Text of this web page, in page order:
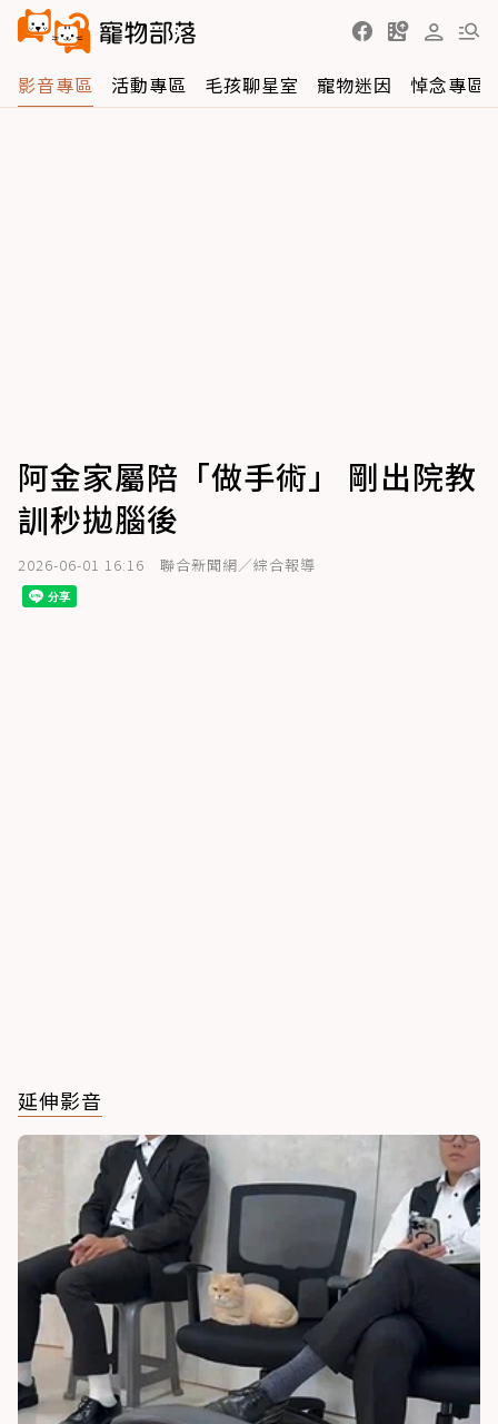
影音專區 活動專區 毛孩聊星室 寵物迷因 悼念專區
阿金家屬陪「做手術」 剛出院教
訓秒拋腦後
2026-06-01 16:16 聯合新聞網／綜合報導
延伸影音